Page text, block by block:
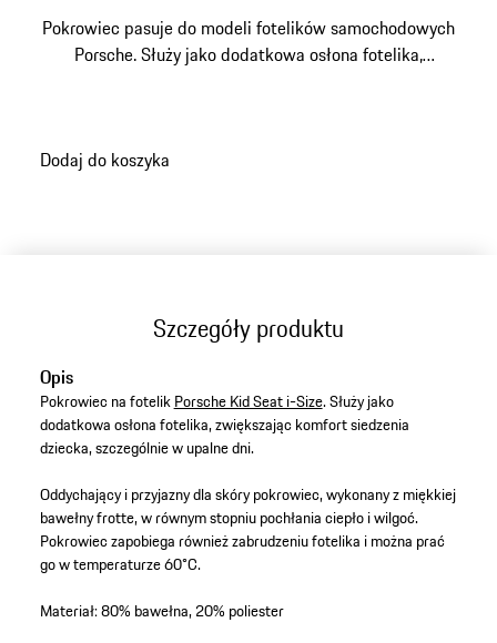
Pokrowiec pasuje do modeli fotelików samochodowych
Porsche. Służy jako dodatkowa osłona fotelika,
Dodaj do koszyka
Szczegóły produktu
Opis
Pokrowiec na fotelikPorsche Kid Seat i-Size. Służy jako
dodatkowa osłona fotelika, zwiększając komfort siedzenia
dziecka, szczególnie w upalne dni.
Oddychający i przyjazny dla skóry pokrowiec, wykonany z miękkiej
bawełny frotte, w równym stopniu pochłania ciepło i wilgoć.
Pokrowiec zapobiega również zabrudzeniu fotelika i można prać
go w temperaturze 60°C.
Materiał: 80% bawełna, 20% poliester